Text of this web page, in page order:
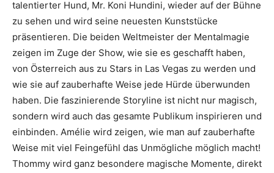
talentierter Hund, Mr. Koni Hundini, wieder auf der Bühne
zu sehen und wird seine neuesten Kunststücke
präsentieren. Die beiden Weltmeister der Mentalmagie
zeigen im Zuge der Show, wie sie es geschafft haben,
von Österreich aus zu Stars in Las Vegas zu werden und
wie sie auf zauberhafte Weise jede Hürde überwunden
haben. Die faszinierende Storyline ist nicht nur magisch,
sondern wird auch das gesamte Publikum inspirieren und
einbinden. Amélie wird zeigen, wie man auf zauberhafte
Weise mit viel Feingefühl das Unmögliche möglich macht!
Thommy wird ganz besondere magische Momente, direkt